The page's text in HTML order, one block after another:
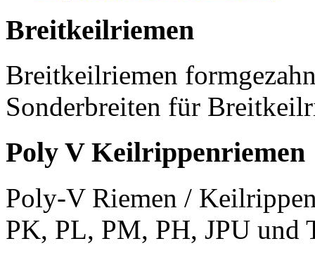
Breitkeilriemen
Breitkeilriemen
Sonderbreiten für
Poly V Keilrippenriemen
Poly-V Riemen /
PK, PL, PM, PH, JPU und